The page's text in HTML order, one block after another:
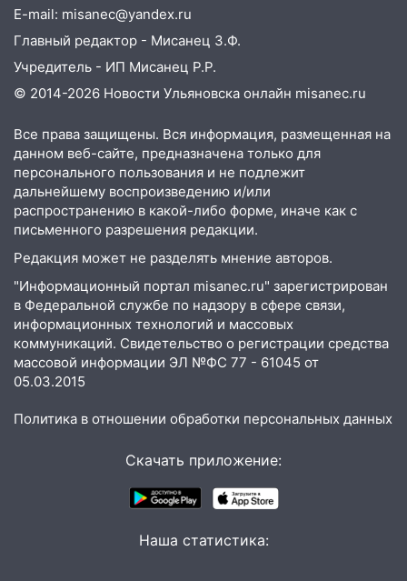
E-mail: misanec@yandex.ru
Главный редактор - Мисанец З.Ф.
Учредитель - ИП Мисанец Р.Р.
© 2014-2026 Новости Ульяновска онлайн misanec.ru
Все права защищены. Вся информация, размещенная на
данном веб-сайте, предназначена только для
персонального пользования и не подлежит
дальнейшему воспроизведению и/или
распространению в какой-либо форме, иначе как с
письменного разрешения редакции.
Редакция может не разделять мнение авторов.
"Информационный портал misanec.ru" зарегистрирован
в Федеральной службе по надзору в сфере связи,
информационных технологий и массовых
коммуникаций. Свидетельство о регистрации средства
массовой информации ЭЛ №ФС 77 - 61045 от
05.03.2015
Политика в отношении обработки персональных данных
Скачать приложение:
Наша статистика: